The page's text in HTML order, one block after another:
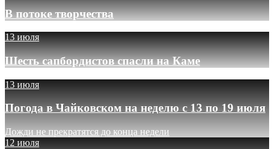
В потоке творчества
13 июля
Шесть сапбордистов спасли на Каме
13 июля
Погода в Чайковском на неделю с 13 по 19 июля
Дожди не прекратятся до конца недели
12 июля